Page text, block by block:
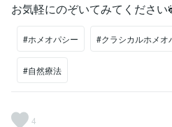
お気軽にのぞいてみてください
#ホメオパシー #クラシカルホメオ
#自然療法
4